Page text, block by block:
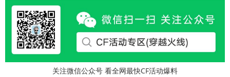
关注微信公众号 看全网最快CF活动爆料